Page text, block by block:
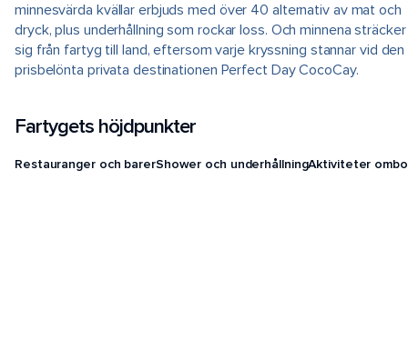
minnesvärda kvällar erbjuds med över 40 alternativ av mat och
dryck, plus underhållning som rockar loss. Och minnena sträcker
sig från fartyg till land, eftersom varje kryssning stannar vid den
prisbelönta privata destinationen Perfect Day CocoCay.
Fartygets höjdpunkter
Restauranger och barerShower och underhållningAktiviteter